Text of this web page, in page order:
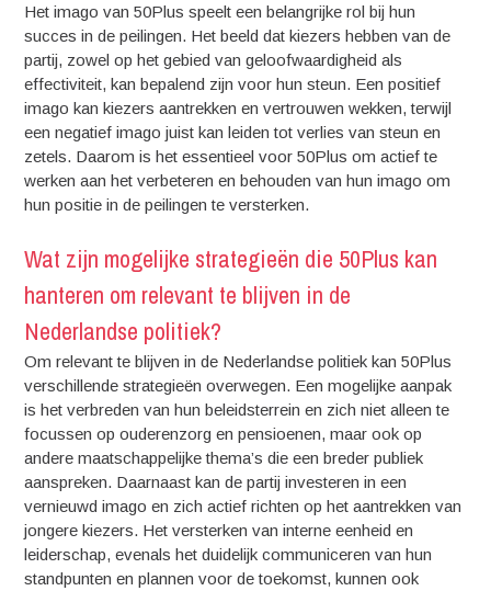
Het imago van 50Plus speelt een belangrijke rol bij hun
succes in de peilingen. Het beeld dat kiezers hebben van de
partij, zowel op het gebied van geloofwaardigheid als
effectiviteit, kan bepalend zijn voor hun steun. Een positief
imago kan kiezers aantrekken en vertrouwen wekken, terwijl
een negatief imago juist kan leiden tot verlies van steun en
zetels. Daarom is het essentieel voor 50Plus om actief te
werken aan het verbeteren en behouden van hun imago om
hun positie in de peilingen te versterken.
Wat zijn mogelijke strategieën die 50Plus kan
hanteren om relevant te blijven in de
Nederlandse politiek?
Om relevant te blijven in de Nederlandse politiek kan 50Plus
verschillende strategieën overwegen. Een mogelijke aanpak
is het verbreden van hun beleidsterrein en zich niet alleen te
focussen op ouderenzorg en pensioenen, maar ook op
andere maatschappelijke thema’s die een breder publiek
aanspreken. Daarnaast kan de partij investeren in een
vernieuwd imago en zich actief richten op het aantrekken van
jongere kiezers. Het versterken van interne eenheid en
leiderschap, evenals het duidelijk communiceren van hun
standpunten en plannen voor de toekomst, kunnen ook